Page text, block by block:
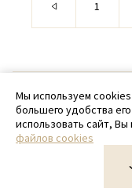
©
+
Дизайн
Мы используем
большего удобства
использовать сайт,
файлов cookies